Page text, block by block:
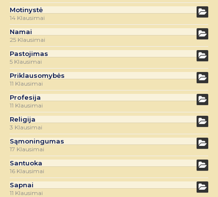
Motinystė
14 Klausimai
Namai
25 Klausimai
Pastojimas
5 Klausimai
Priklausomybės
11 Klausimai
Profesija
11 Klausimai
Religija
3 Klausimai
Sąmoningumas
17 Klausimai
Santuoka
16 Klausimai
Sapnai
11 Klausimai